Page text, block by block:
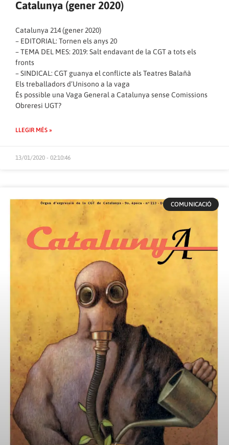
Catalunya (gener 2020)
Catalunya 214 (gener 2020)
– EDITORIAL: Tornen els anys 20
– TEMA DEL MES: 2019: Salt endavant de la CGT a tots els
fronts
– SINDICAL: CGT guanya el conflicte als Teatres Balañà
Els treballadors d’Unisono a la vaga
És possible una Vaga General a Catalunya sense Comissions
Obreresi UGT?
LLEGIR MÉS »
13/01/2020 - 02:10:46
COMUNICACIÓ